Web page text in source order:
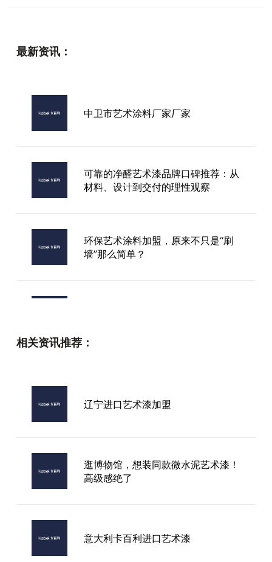
最新资讯：
中卫市艺术涂料厂家厂家
可靠的净醛艺术漆品牌口碑推荐：从
材料、设计到交付的理性观察
环保艺术涂料加盟，原来不只是“刷
墙”那么简单？
相关资讯推荐：
辽宁进口艺术漆加盟
逛博物馆，想装同款微水泥艺术漆！
高级感绝了
意大利卡百利进口艺术漆